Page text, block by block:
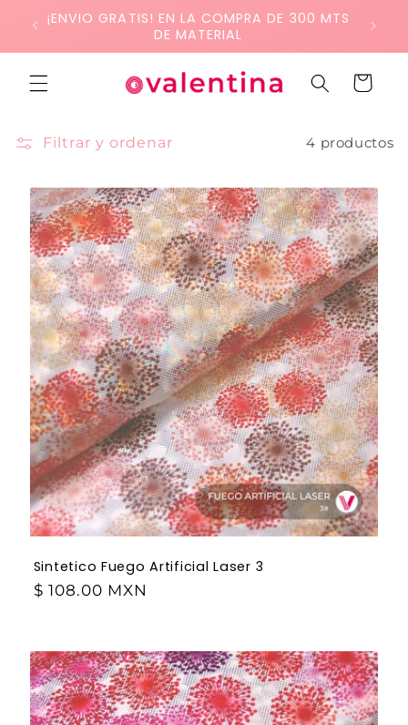
directamente
¡ENVIO GRATIS! EN LA COMPRA DE 300 MTS
DE MATERIAL
Carrito
Filtrar y ordenar 4 productos
Sintetico Fuego Artificial Laser 3
$ 108.00 MXN